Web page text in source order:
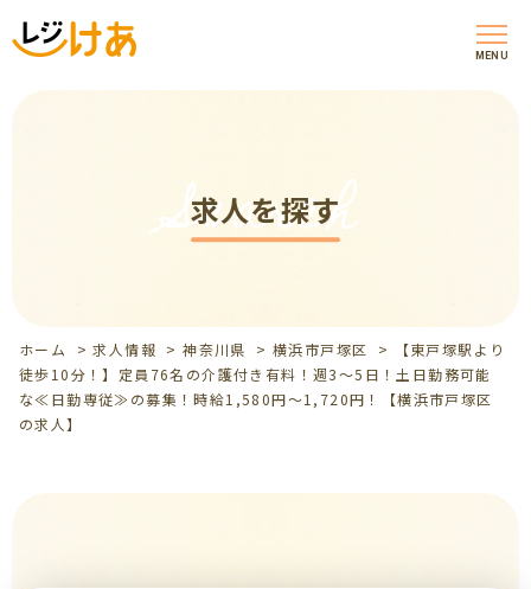
MENU
求人を探す
Search
ホーム >求人情報 >神奈川県 >横浜市戸塚区 >
【東戸塚駅より
徒歩10分！】定員76名の介護付き有料！週3～5日！土日勤務可能
な≪日勤専従≫の募集！時給1,580円～1,720円！【横浜市戸塚区
の求人】